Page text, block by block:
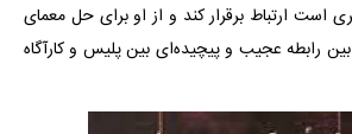
است ارتباط برقرار کند و از او برای حل معمای
رابطه عجیب و پیچیده‌ای بین پلیس و کارآگاه